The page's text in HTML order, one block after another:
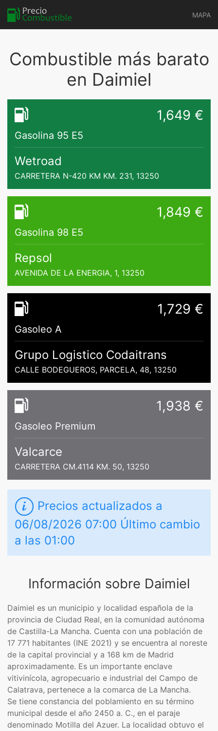
MAPA
Combustible más barato
en Daimiel
1,649 €
Gasolina 95 E5
Wetroad
CARRETERA N-420 KM KM. 231, 13250
1,849 €
Gasolina 98 E5
Repsol
AVENIDA DE LA ENERGIA, 1, 13250
1,729 €
Gasoleo A
Grupo Logistico Codaitrans
CALLE BODEGUEROS, PARCELA, 48, 13250
1,938 €
Gasoleo Premium
Valcarce
CARRETERA CM.4114 KM. 50, 13250
Precios actualizados a
06/08/2026 07:00 Último cambio
a las 01:00
Información sobre Daimiel
Daimiel es un municipio y localidad española de la
provincia de Ciudad Real, en la comunidad autónoma
de Castilla-La Mancha. Cuenta con una población de
17 771 habitantes (INE 2021) y se encuentra al noreste
de la capital provincial y a 168 km de Madrid
aproximadamente. Es un importante enclave
vitivinícola, agropecuario e industrial del Campo de
Calatrava, pertenece a la comarca de La Mancha.
Se tiene constancia del poblamiento en su término
municipal desde el año 2450 a. C., en el paraje
denominado Motilla del Azuer. La localidad obtuvo el